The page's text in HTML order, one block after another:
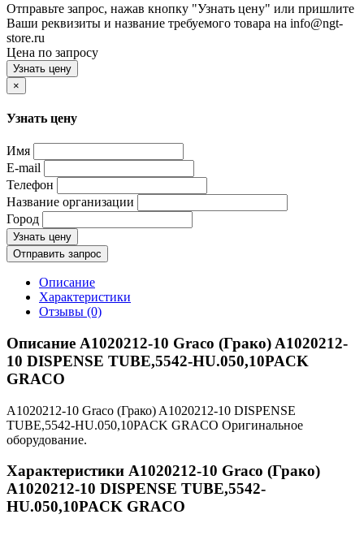
Отправьте запрос, нажав кнопку "Узнать цену" или пришлите
Ваши реквизиты и название требуемого товара на info@ngt-
store.ru
Цена по запросу
Узнать цену
×
Узнать цену
Имя
E-mail
Телефон
Название организации
Город
Узнать цену
Отправить запрос
Описание
Характеристики
Отзывы (0)
Описание A1020212-10 Graco (Грако) A1020212-
10 DISPENSE TUBE,5542-HU.050,10PACK
GRACO
A1020212-10 Graco (Грако) A1020212-10 DISPENSE
TUBE,5542-HU.050,10PACK GRACO Оригинальное
оборудование.
Характеристики A1020212-10 Graco (Грако)
A1020212-10 DISPENSE TUBE,5542-
HU.050,10PACK GRACO